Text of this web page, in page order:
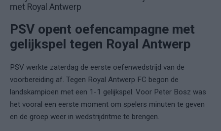
met Royal Antwerp
PSV opent oefencampagne met
gelijkspel tegen Royal Antwerp
PSV werkte zaterdag de eerste oefenwedstrijd van de
voorbereiding af. Tegen Royal Antwerp FC begon de
landskampioen met een 1-1 gelijkspel. Voor Peter Bosz was
het vooral een eerste moment om spelers minuten te geven
en de groep weer in wedstrijdritme te brengen.